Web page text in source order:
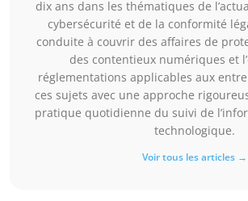
dix ans dans les thématiques de
cybersécurité et de la conformité
conduite à couvrir des affaires de
des contentieux numériques et
réglementations applicables aux
ces sujets avec une approche
pratique quotidienne du suivi de
technologique.
Voir tous les articles →